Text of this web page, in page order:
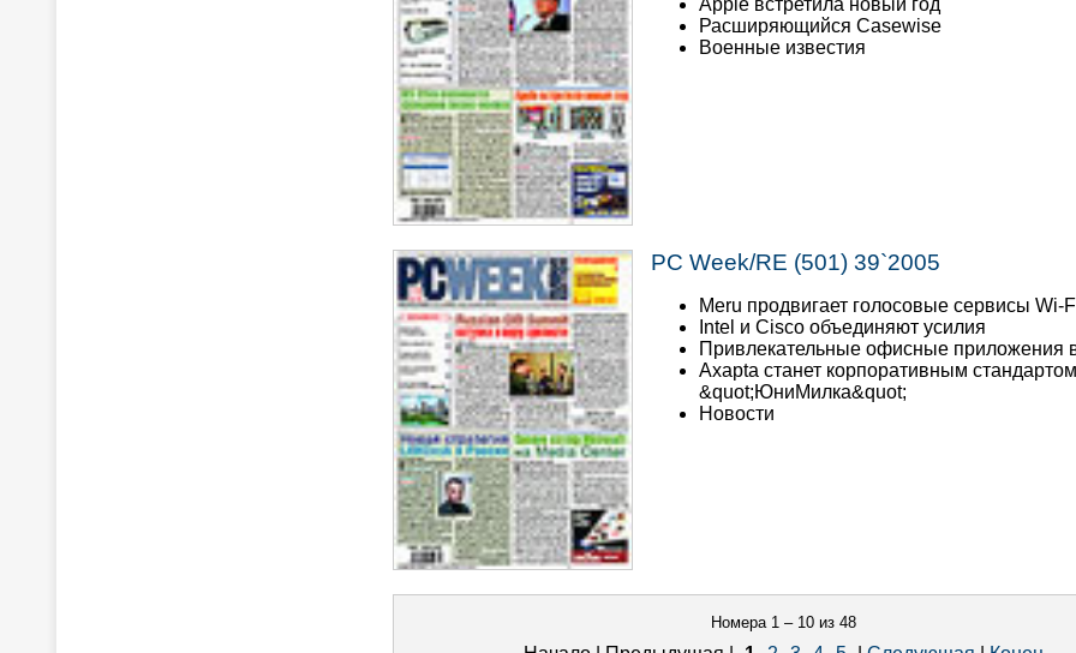
Apple встретила новый год
Расширяющийся Casewise
Военные известия
PC Week/RE (501) 39`2005
Meru продвигает голосовые сервисы Wi-
Intel и Cisco объединяют усилия
Привлекательные офисные приложения
Axapta станет корпоративным
&quot;ЮниМилка&quot;
Новости
Номера 1 – 10 из 48